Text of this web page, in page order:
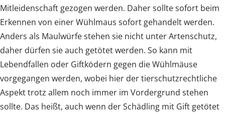
Mitleidenschaft gezogen werden. Daher sollte sofort beim
Erkennen von einer Wühlmaus sofort gehandelt werden.
Anders als Maulwürfe stehen sie nicht unter Artenschutz,
daher dürfen sie auch getötet werden. So kann mit
Lebendfallen oder Giftködern gegen die Wühlmäuse
vorgegangen werden, wobei hier der tierschutzrechtliche
Aspekt trotz allem noch immer im Vordergrund stehen
sollte. Das heißt, auch wenn der Schädling mit Gift getötet